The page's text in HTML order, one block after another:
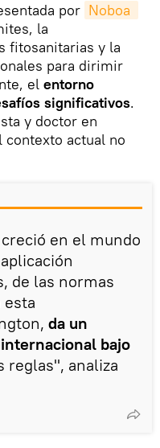
por
la
fitosanitarias y la
para dirimir
el entorno
significativos.
y doctor en
contexto actual no
en el mundo
de las normas
esta
da un
bajo
reglas", analiza